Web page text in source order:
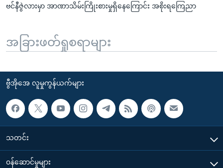
ဗင်နီဇွဲလားမှာ အာဏာသိမ်းကြိုးစားမှုရှိနေကြောင်း အစိုးရကြေညာ
အခြားဖတ်ရှုစရာများ
ဗွီအိုအေ လူမှုကွန်ယက်များ
သတင်း
၀န်ဆောင်မှုများ